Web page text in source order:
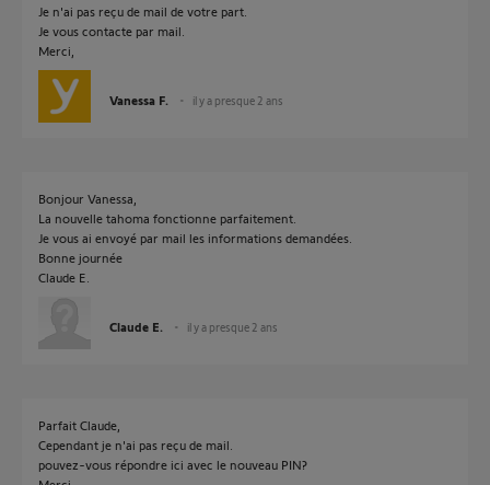
Je n'ai pas reçu de mail de votre part.
Je vous contacte par mail.
Merci,
Vanessa F. il y a presque 2 ans
Bonjour Vanessa,
La nouvelle tahoma fonctionne parfaitement.
Je vous ai envoyé par mail les informations demandées.
Bonne journée
Claude E.
Claude E. il y a presque 2 ans
Parfait Claude,
Cependant je n'ai pas reçu de mail.
pouvez-vous répondre ici avec le nouveau PIN?